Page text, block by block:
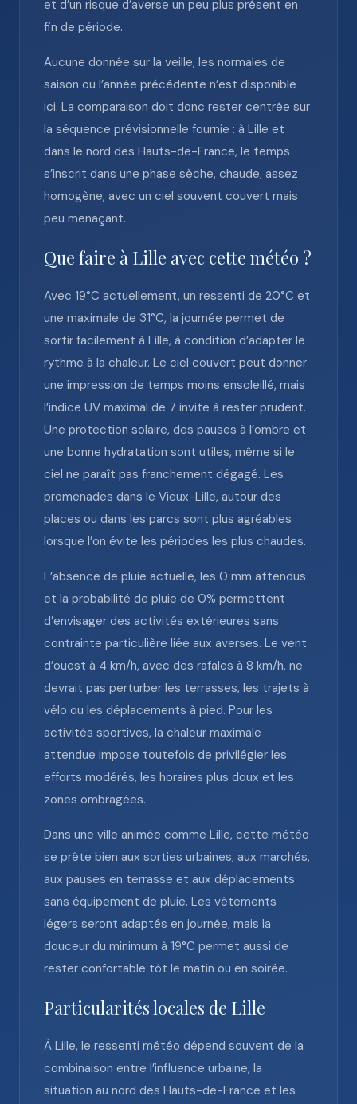
et d’un risque d’averse un peu plus présent en
fin de période.
Aucune donnée sur la veille, les normales de
saison ou l’année précédente n’est disponible
ici. La comparaison doit donc rester centrée sur
la séquence prévisionnelle fournie : à Lille et
dans le nord des Hauts-de-France, le temps
s’inscrit dans une phase sèche, chaude, assez
homogène, avec un ciel souvent couvert mais
peu menaçant.
Que faire à Lille avec cette météo ?
Avec 19°C actuellement, un ressenti de 20°C et
une maximale de 31°C, la journée permet de
sortir facilement à Lille, à condition d’adapter le
rythme à la chaleur. Le ciel couvert peut donner
une impression de temps moins ensoleillé, mais
l’indice UV maximal de 7 invite à rester prudent.
Une protection solaire, des pauses à l’ombre et
une bonne hydratation sont utiles, même si le
ciel ne paraît pas franchement dégagé. Les
promenades dans le Vieux-Lille, autour des
places ou dans les parcs sont plus agréables
lorsque l’on évite les périodes les plus chaudes.
L’absence de pluie actuelle, les 0 mm attendus
et la probabilité de pluie de 0% permettent
d’envisager des activités extérieures sans
contrainte particulière liée aux averses. Le vent
d’ouest à 4 km/h, avec des rafales à 8 km/h, ne
devrait pas perturber les terrasses, les trajets à
vélo ou les déplacements à pied. Pour les
activités sportives, la chaleur maximale
attendue impose toutefois de privilégier les
efforts modérés, les horaires plus doux et les
zones ombragées.
Dans une ville animée comme Lille, cette météo
se prête bien aux sorties urbaines, aux marchés,
aux pauses en terrasse et aux déplacements
sans équipement de pluie. Les vêtements
légers seront adaptés en journée, mais la
douceur du minimum à 19°C permet aussi de
rester confortable tôt le matin ou en soirée.
Particularités locales de Lille
À Lille, le ressenti météo dépend souvent de la
combinaison entre l’influence urbaine, la
situation au nord des Hauts-de-France et les